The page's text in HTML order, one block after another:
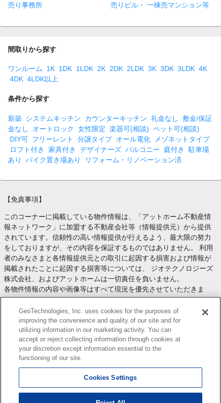
売り事務所 売りビル・ 一棟売マンション等
間取りから探す
ワンルーム 1K 1DK 1LDK 2K 2DK 2LDK 3K 3DK 3LDK 4K
4DK 4LDK以上
条件から探す
新築 システムキッチン カウンターキッチン 礼金なし
敷金/保証
金なし
オートロック 女性限定 楽器可(相談) ペット可(相談)
DIY可 フリーレント 分譲タイプ オール電化
メゾネットタイプ
ロフト付き
家具付き デザイナーズ バルコニー 庭付き
駐車場
あり
バイク置き場あり リフォーム・リノベーション済
【免責事項】
このコーナーに掲載している物件情報は、「アットホーム不動産情
報ネットワーク」に加盟する不動産会社等（情報提供元）から提供
されています。信頼性の高い情報提供が行えるよう、最大限の努力
をしておりますが、その内容を保証するものではありません。 利用
者のみなさまと各情報提供元との取引に起因する損害および情報が
掲載されたことに起因する損害等については、 ジオテクノロジーズ
株式会社、およびアットホームは一切責任を負いません。
各物件情報の内容や画像等はすべて現況を優先させていただきま
す。
お取引等（お取引の準備、資金調達等を含みます）の際には、内容
や契約条件等について、 各情報提供元より十分な説明を受け、ご自
身でご確認の上、判断してください。
このコーナーへの物件情報のご掲載、その他不動産業務ソリューシ
ョン等についての不動産会社様のお問合せはこちら
します。
GeoTechnologies, Inc. uses cookies for the purposes of
improving the convenience and quality of our site and for
utilizing information in our marketing activity. You can
accept or reject collecting information through cookies at
your discretion except information essential to the
functioning of our site.
Cookies Settings